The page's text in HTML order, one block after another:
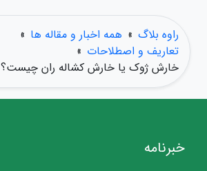
راوه بلاگ » همه اخبار و مقاله ها »
تعاریف و اصطلاحات »
خارش ژوک یا خارش کشاله ران چیست؟
خبرنامه